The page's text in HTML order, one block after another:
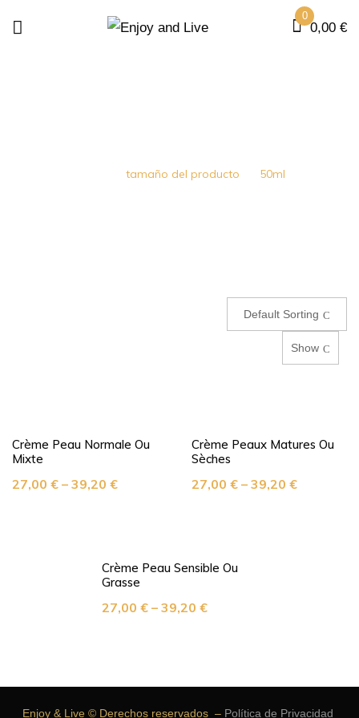
0
0,00 €
tamaño del producto 50ml
Default Sorting
Show
Crème Peau Normale Ou
Mixte
27,00 € – 39,20 €
Crème Peaux Matures Ou
Sèches
27,00 € – 39,20 €
Crème Peau Sensible Ou
Grasse
27,00 € – 39,20 €
Enjoy & Live © Derechos reservados – Política de Privacidad